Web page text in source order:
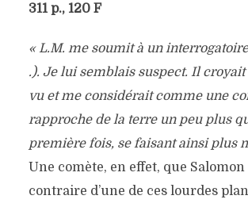
311 p., 120 F
« L.M. me soumit à un
.). Je lui semblais suspect. Il croyait
vu et me considérait comme une
rapproche de la terre un peu plus
première fois, se faisant ainsi plus
Une comète, en effet, que
contraire d’une de ces lourdes